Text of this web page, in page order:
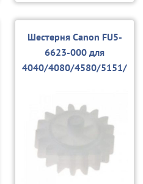
Шестерня Canon FU5-
6623-000 для
4040/4080/4580/5151/